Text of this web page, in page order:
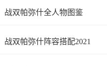
战双帕弥什全人物图鉴
战双帕弥什阵容搭配2021